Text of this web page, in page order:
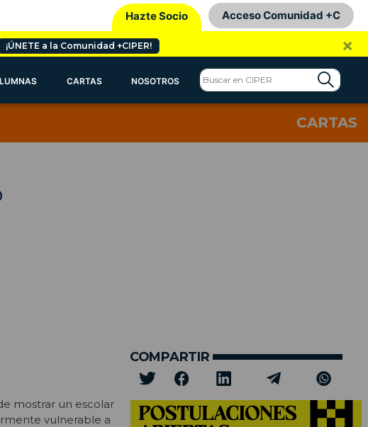
Hazte Socio Acceso Comunidad +C
¡ÚNETE a la Comunidad +CIPER! ×
CARTAS NOSOTROS
CARTAS
mostrar un escolar
vulnerable a
COMPARTIR